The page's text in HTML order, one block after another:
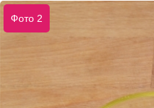
Фото 2